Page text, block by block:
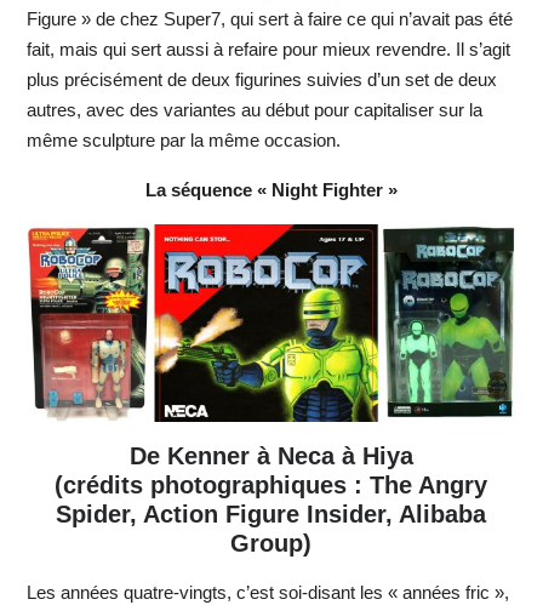
Figure » de chez Super7, qui sert à faire ce qui n’avait pas été
fait, mais qui sert aussi à refaire pour mieux revendre. Il s’agit
plus précisément de deux figurines suivies d’un set de deux
autres, avec des variantes au début pour capitaliser sur la
même sculpture par la même occasion.
La séquence « Night Fighter »
De Kenner à Neca à Hiya
(crédits photographiques : The Angry
Spider, Action Figure Insider, Alibaba
Group)
Les années quatre-vingts, c’est soi-disant les « années fric »,